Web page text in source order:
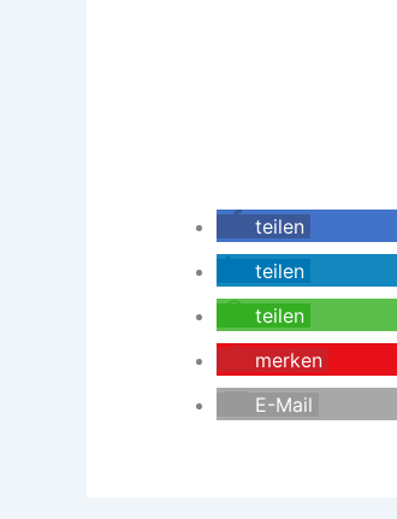
teilen
teilen
teilen
merken
E-Mail